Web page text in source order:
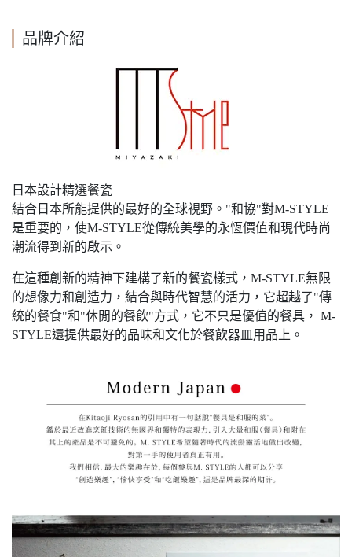
品牌介紹
日本設計精選餐瓷
結合日本所能提供的最好的全球視野。"和協"對M-STYLE
是重要的，使M-STYLE從傳統美學的永恆價值和現代時尚
潮流得到新的啟示。
在這種創新的精神下建構了新的餐瓷樣式，M-STYLE無限
的想像力和創造力，結合與時代智慧的活力，它超越了"傳
統的餐食"和"休閒的餐飲"方式，它不只是優值的餐具， M-
STYLE還提供最好的品味和文化於餐飲器皿用品上。